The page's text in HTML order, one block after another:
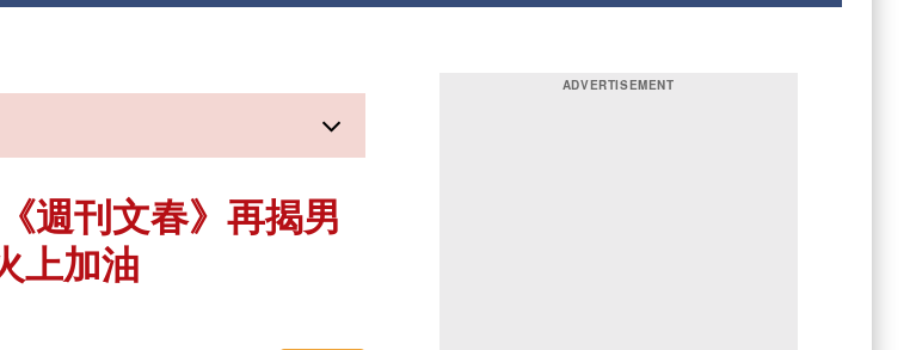
週刊文春》再揭男
上加油